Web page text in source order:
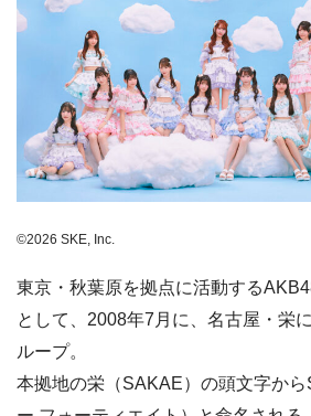
©︎2026 SKE, Inc.
東京・秋葉原を拠点に活動する
として、2008年7月に、名古屋・栄
ループ。
本拠地の栄（SAKAE）の頭文字か